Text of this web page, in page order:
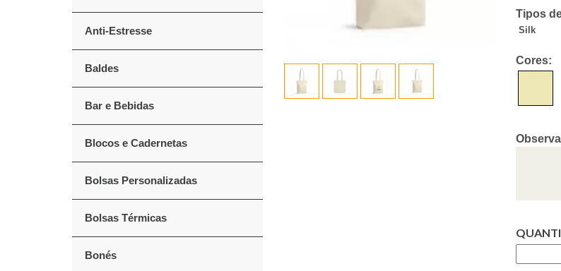
Anti-Estresse
Baldes
Bar e Bebidas
Blocos e Cadernetas
Bolsas Personalizadas
Bolsas Térmicas
Bonés
Tipos
Silk
Cores: